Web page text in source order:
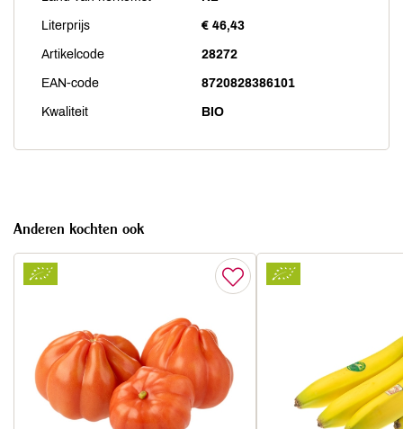
Literprijs € 46,43
Artikelcode 28272
EAN-code 8720828386101
Kwaliteit BIO
Anderen kochten ook